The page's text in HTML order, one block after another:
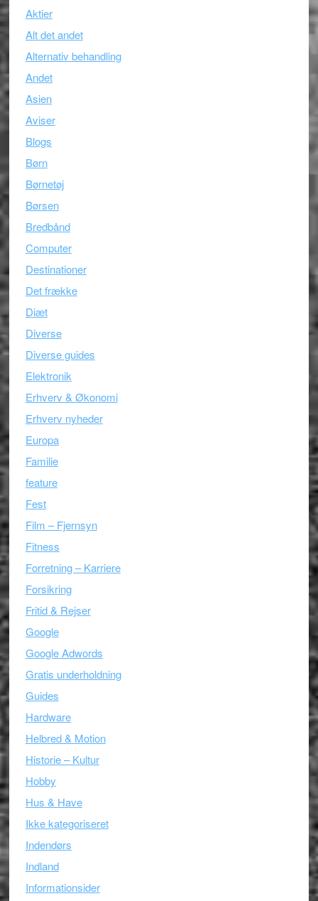
Aktier
Alt det andet
Alternativ behandling
Andet
Asien
Aviser
Blogs
Børn
Børnetøj
Børsen
Bredbånd
Computer
Destinationer
Det frække
Diæt
Diverse
Diverse guides
Elektronik
Erhverv & Økonomi
Erhverv nyheder
Europa
Familie
feature
Fest
Film – Fjernsyn
Fitness
Forretning – Karriere
Forsikring
Fritid & Rejser
Google
Google Adwords
Gratis underholdning
Guides
Hardware
Helbred & Motion
Historie – Kultur
Hobby
Hus & Have
Ikke kategoriseret
Indendørs
Indland
Informationsider